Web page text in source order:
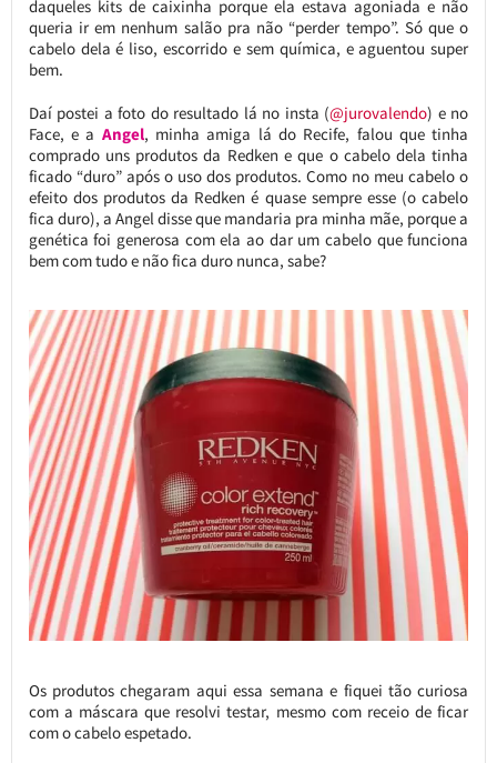
daqueles kits de caixinha porque ela estava agoniada e não
queria ir em nenhum salão pra não “perder tempo”. Só que o
cabelo dela é liso, escorrido e sem química, e aguentou super
bem.
Daí postei a foto do resultado lá no insta (@jurovalendo) e no
Face, e a Angel, minha amiga lá do Recife, falou que tinha
comprado uns produtos da Redken e que o cabelo dela tinha
ficado “duro” após o uso dos produtos. Como no meu cabelo o
efeito dos produtos da Redken é quase sempre esse (o cabelo
fica duro), a Angel disse que mandaria pra minha mãe, porque a
genética foi generosa com ela ao dar um cabelo que funciona
bem com tudo e não fica duro nunca, sabe?
Os produtos chegaram aqui essa semana e fiquei tão curiosa
com a máscara que resolvi testar, mesmo com receio de ficar
com o cabelo espetado.